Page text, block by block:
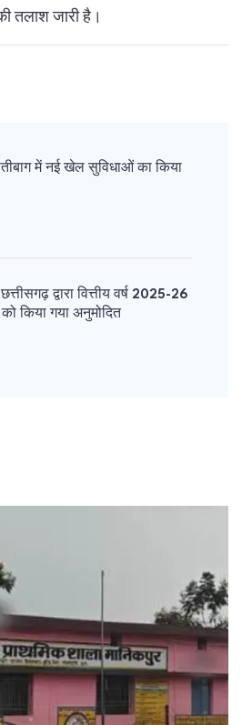
तलाश जारी है।
में नई खेल सुविधाओं का किया
द्वारा वित्तीय वर्ष 2025-26
किया गया अनुमोदित